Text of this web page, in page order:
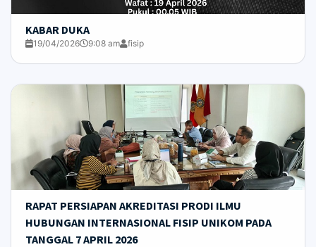
KABAR DUKA
19/04/2026 9:08 am fisip
RAPAT PERSIAPAN AKREDITASI PRODI ILMU
HUBUNGAN INTERNASIONAL FISIP UNIKOM PADA
TANGGAL 7 APRIL 2026